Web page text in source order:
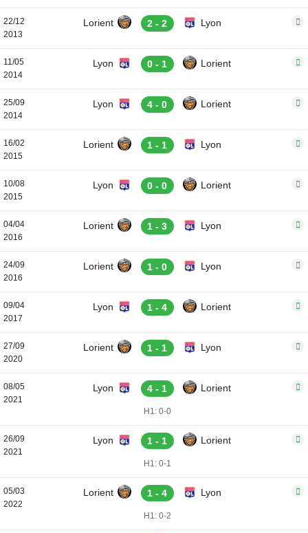
22/12
2013
Lorient 2 - 2 Lyon
11/05
2014
Lyon 0 - 1 Lorient
25/09
2014
Lyon 4 - 0 Lorient
16/02
2015
Lorient 1 - 1 Lyon
10/08
2015
Lyon 0 - 0 Lorient
04/04
2016
Lorient 1 - 3 Lyon
24/09
2016
Lorient 1 - 0 Lyon
09/04
2017
Lyon 1 - 4 Lorient
27/09
2020
Lorient 1 - 1 Lyon
08/05
2021
Lyon 4 - 1 Lorient
H1: 0-0
26/09
2021
Lyon 1 - 1 Lorient
H1: 0-1
05/03
2022
Lorient 1 - 4 Lyon
H1: 0-2